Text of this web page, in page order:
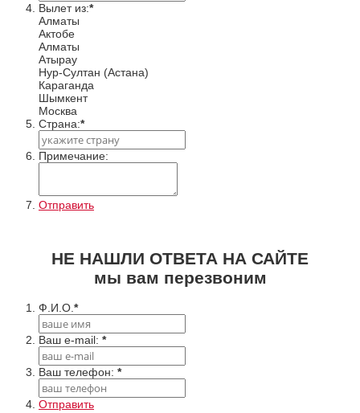
Вылет из:*
Алматы
Актобе
Алматы
Атырау
Нур-Султан (Астана)
Караганда
Шымкент
Москва
Cтрана:*
Примечание:
Отправить
НЕ НАШЛИ ОТВЕТА НА САЙТЕ
мы вам перезвоним
Ф.И.О.*
Ваш e-mail: *
Ваш телефон: *
Отправить